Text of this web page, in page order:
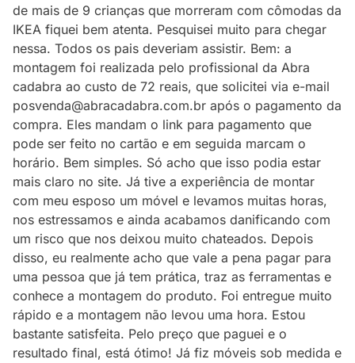
de mais de 9 crianças que morreram com cômodas da
IKEA fiquei bem atenta. Pesquisei muito para chegar
nessa. Todos os pais deveriam assistir. Bem: a
montagem foi realizada pelo profissional da Abra
cadabra ao custo de 72 reais, que solicitei via e-mail
posvenda@abracadabra.com.br após o pagamento da
compra. Eles mandam o link para pagamento que
pode ser feito no cartão e em seguida marcam o
horário. Bem simples. Só acho que isso podia estar
mais claro no site. Já tive a experiência de montar
com meu esposo um móvel e levamos muitas horas,
nos estressamos e ainda acabamos danificando com
um risco que nos deixou muito chateados. Depois
disso, eu realmente acho que vale a pena pagar para
uma pessoa que já tem prática, traz as ferramentas e
conhece a montagem do produto. Foi entregue muito
rápido e a montagem não levou uma hora. Estou
bastante satisfeita. Pelo preço que paguei e o
resultado final, está ótimo! Já fiz móveis sob medida e